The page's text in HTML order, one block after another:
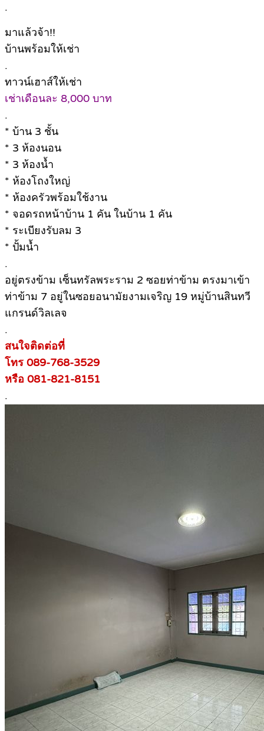
.
มาแล้วจ้า!!
บ้านพร้อมให้เช่า
.
ทาวน์เฮาส์ให้เช่า
เช่าเดือนละ 8,000 บาท
.
* บ้าน 3 ชั้น
* 3 ห้องนอน
* 3 ห้องน้ำ
* ห้องโถงใหญ่
* ห้องครัวพร้อมใช้งาน
* จอดรถหน้าบ้าน 1 คัน ในบ้าน 1 คัน
* ระเบียงรับลม 3
* ปั้มน้ำ
.
อยู่ตรงข้าม เซ็นทรัลพระราม 2 ซอยท่าข้าม ตรงมาเข้า
ท่าข้าม 7 อยู่ในซอยอนามัยงามเจริญ 19 หมู่บ้านสินทวี
แกรนด์วิลเลจ
.
สนใจติดต่อที่
โทร 089-768-3529
หรือ 081-821-8151
.